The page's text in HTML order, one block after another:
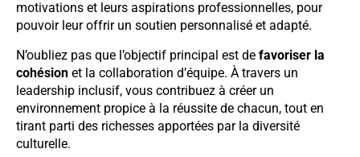
motivations et leurs aspirations professionnelles, pour
pouvoir leur offrir un soutien personnalisé et adapté.
N’oubliez pas que l’objectif principal est de favoriser la
cohésion et la collaboration d’équipe. À travers un
leadership inclusif, vous contribuez à créer un
environnement propice à la réussite de chacun, tout en
tirant parti des richesses apportées par la diversité
culturelle.